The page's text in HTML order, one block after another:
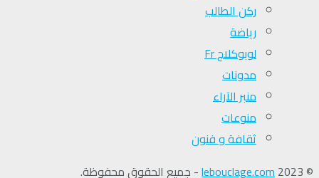
ركن الطالب
رياضة
لوبوكلاج Fr
مدونات
منبر الآراء
منوعات
ثقافة و فنون
© 2023
lebouclage.com- جميع الحقوق محفوظة.